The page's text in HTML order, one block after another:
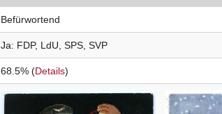
Befürwortend
Ja FDP LdU SPS SVP
68.5% (Details)